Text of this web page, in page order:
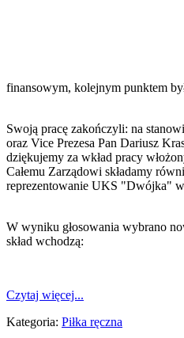
finansowym, kolejnym punktem
Swoją pracę zakończyli: na
oraz Vice Prezesa Pan Dariusz
dziękujemy za wkład pracy
Całemu Zarządowi składamy
reprezentowanie UKS "Dwójka"
W wyniku głosowania wybrano
skład wchodzą:
Czytaj więcej...
Kategoria: Piłka ręczna